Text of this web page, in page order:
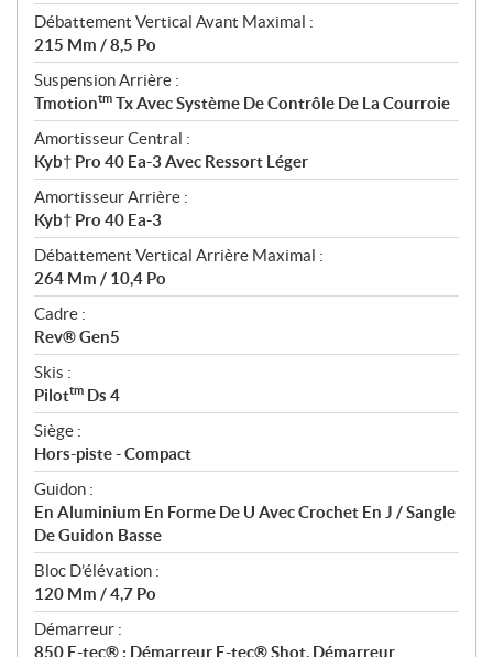
Débattement Vertical Avant Maximal :
215 Mm / 8,5 Po
Suspension Arrière :
Tmotiontm Tx Avec Système De Contrôle De La Courroie
Amortisseur Central :
Kyb† Pro 40 Ea-3 Avec Ressort Léger
Amortisseur Arrière :
Kyb† Pro 40 Ea-3
Débattement Vertical Arrière Maximal :
264 Mm / 10,4 Po
Cadre :
Rev® Gen5
Skis :
Pilottm Ds 4
Siège :
Hors-piste - Compact
Guidon :
En Aluminium En Forme De U Avec Crochet En J / Sangle
De Guidon Basse
Bloc D’élévation :
120 Mm / 4,7 Po
Démarreur :
850 E-tec® : Démarreur E-tec® Shot, Démarreur